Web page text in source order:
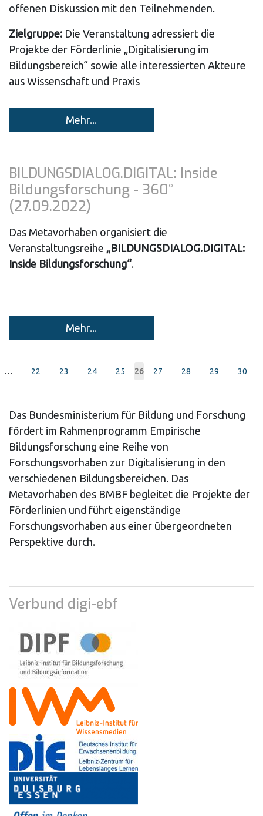
offenen Diskussion mit den Teilnehmenden.
Zielgruppe: Die Veranstaltung adressiert die
Projekte der Förderlinie „Digitalisierung im
Bildungsbereich“ sowie alle interessierten Akteure
aus Wissenschaft und Praxis
Mehr...
BILDUNGSDIALOG.DIGITAL: Inside
Bildungsforschung - 360°
(27.09.2022)
Das Metavorhaben organisiert die
Veranstaltungsreihe „BILDUNGSDIALOG.DIGITAL:
Inside Bildungsforschung“.
Mehr...
… Page
22 Page
23 Page
24 Page
25
Current
26 Page
27 Page
28 Page
29 Page
30
Das Bundesministerium für Bildung und Forschung
fördert im Rahmenprogramm Empirische
Bildungsforschung eine Reihe von
Forschungsvorhaben zur Digitalisierung in den
verschiedenen Bildungsbereichen. Das
Metavorhaben des BMBF begleitet die Projekte der
Förderlinien und führt eigenständige
Forschungsvorhaben aus einer übergeordneten
Perspektive durch.
Verbund digi-ebf